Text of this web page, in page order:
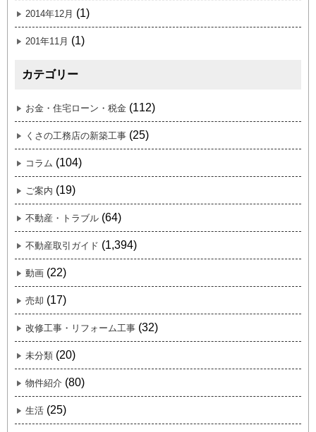
2014年12月 (1)
201年11月 (1)
カテゴリー
お金・住宅ローン・税金 (112)
くさの工務店の新築工事 (25)
コラム (104)
ご案内 (19)
不動産・トラブル (64)
不動産取引ガイド (1,394)
動画 (22)
売却 (17)
改修工事・リフォーム工事 (32)
未分類 (20)
物件紹介 (80)
生活 (25)